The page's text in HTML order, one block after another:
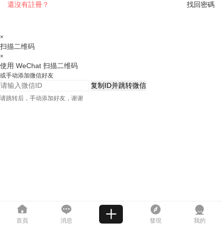
找回密碼
還沒有註冊？
×
扫描二维码
×
使用 WeChat 扫描二维码
或手动添加微信好友
复制ID并跳转微信
请跳转后，手动添加好友，谢谢
首頁 消息 發現 我的